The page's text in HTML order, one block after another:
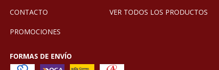
CONTACTO
VER TODOS LOS PRODUCTOS
PROMOCIONES
FORMAS DE ENVÍO